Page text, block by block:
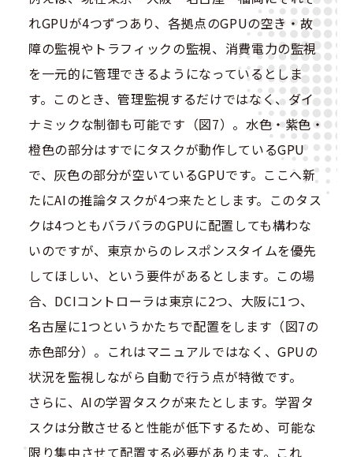
れGPUが4つずつあり、各拠点のGPUの空き・故
障の監視やトラフィックの監視、消費電力の監視
を一元的に管理できるようになっているとしま
す。このとき、管理監視するだけではなく、ダイ
ナミックな制御も可能です（図7）。水色・紫色・
橙色の部分はすでにタスクが動作しているGPU
で、灰色の部分が空いているGPUです。ここへ新
たにAIの推論タスクが4つ来たとします。このタス
クは4つともバラバラのGPUに配置しても構わな
いのですが、東京からのレスポンスタイムを優先
してほしい、という要件があるとします。この場
合、DCIコントローラは東京に2つ、大阪に1つ、
名古屋に1つというかたちで配置をします（図7の
赤色部分）。これはマニュアルではなく、GPUの
状況を監視しながら自動で行う点が特徴です。
さらに、AIの学習タスクが来たとします。学習タ
スクは分散させると性能が低下するため、可能な
限り集中させて配置する必要があります。これ